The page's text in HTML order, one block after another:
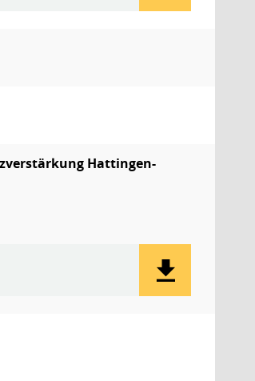
Hattingen-